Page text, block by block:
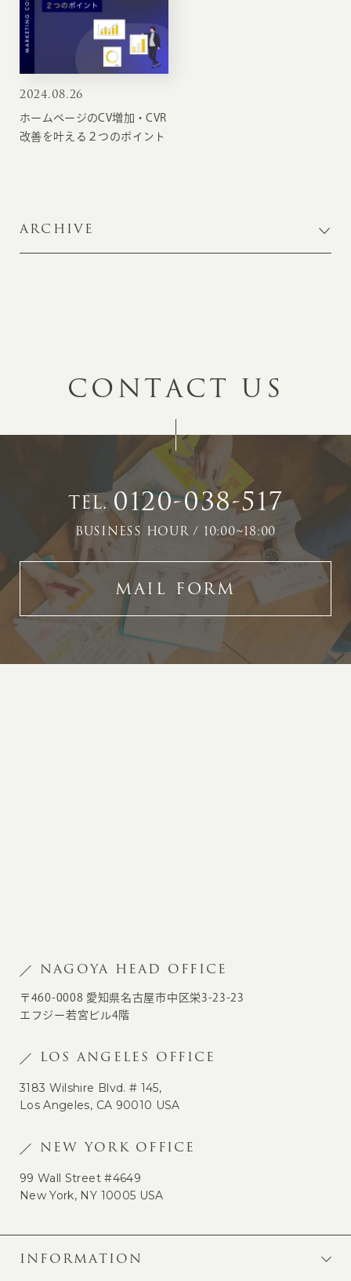
2024.08.26
ホームページのCV増加・CVR
改善を叶える２つのポイント
ARCHIVE
CONTACT US
TEL.0120-038-517
BUSINESS HOUR / 10:00~18:00
MAIL FORM
NAGOYA HEAD OFFICE
〒460-0008 愛知県名古屋市中区栄3-23-23
エフジー若宮ビル4階
LOS ANGELES OFFICE
3183 Wilshire Blvd. # 145,
Los Angeles, CA 90010 USA
NEW YORK OFFICE
99 Wall Street #4649
New York, NY 10005 USA
INFORMATION